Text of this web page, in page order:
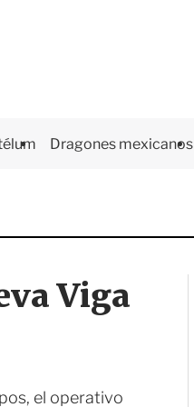
Dragones mexicanos
Viga
el operativo